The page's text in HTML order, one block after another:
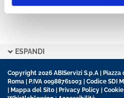
ESPANDI
Copyright 2026 ABIServizi S.p.A | Piazza
Roma | P.IVA 00988761003 | Codice SDI
Mappa del Sito Privacy Policy